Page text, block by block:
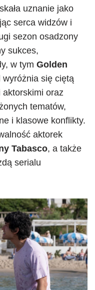
uznanie jako
serca widzów i
sezon osadzony
sukces,
w tym Golden
wyróżnia się ciętą
aktorskimi oraz
tematów,
i klasowe konflikty.
aktorek
Tabasco, a także
serialu